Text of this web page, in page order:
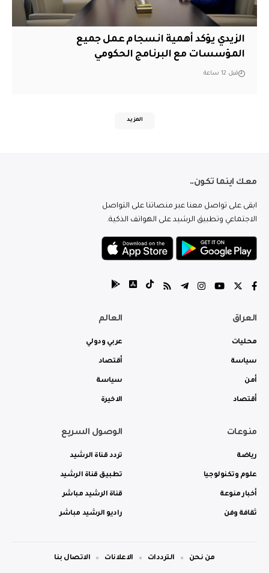
الزيدي يؤكد أهمية انسجام عمل جميع
المؤسسات مع البرنامج الحكومي
قبل 12 ساعة
المزيد
معك اينما تكون..
ابقى على تواصل معنا عبر منصاتنا على التواصل
الاجتماعي وتطبيق الرشيد على الهواتف الذكية.
العراق
محليات
سياسة
أمن
أقتصاد
العالم
عربي ودولي
أقتصاد
سياسة
الاخيرة
منوعات
رياضة
علوم وتكنولوجيا
أخبار منوعة
ثقافة وفن
الوصول السريع
تردد قناة الرشيد
تطبيق قناة الرشيد
قناة الرشيد مباشر
راديو الرشيد مباشر
من نحن الترددات الاعلانات الاتصال بنا